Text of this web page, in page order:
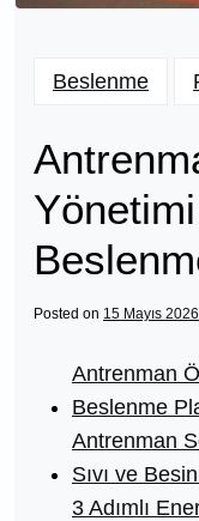
Beslenme
Posted on 15 Mayıs 2026
Antrenman
Beslenme
Antrenman
Sıvı ve
3 Adımlı